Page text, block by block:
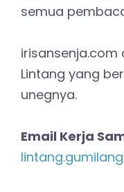
semua
Lintang yang
unegnya.
Email Kerja